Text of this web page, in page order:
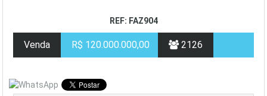
REF: FAZ904
Venda R$ 120.000.000,00 2126